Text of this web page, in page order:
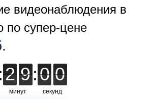
видеонаблюдения в
супер-цене
минут
2
2 8
8
8:
секунд
5
5
5 9
9
9